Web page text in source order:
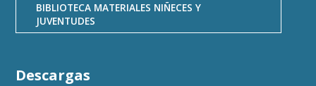
BIBLIOTECA MATERIALES NIÑECES Y
JUVENTUDES
Descargas